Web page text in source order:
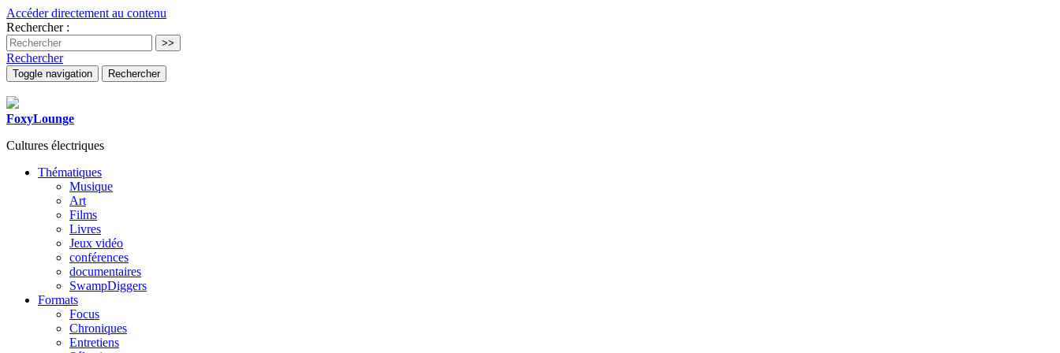
Accéder directement au contenu
Rechercher :
Rechercher
Toggle navigation Rechercher
FoxyLounge
Cultures électriques
Thématiques
Musique
Art
Films
Livres
Jeux vidéo
conférences
documentaires
SwampDiggers
Formats
Focus
Chroniques
Entretiens